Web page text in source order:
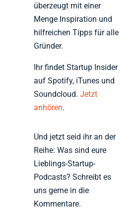
überzeugt mit einer
Menge Inspiration und
hilfreichen Tipps für alle
Gründer.
Ihr findet Startup Insider
auf Spotify, iTunes und
Soundcloud.Jetzt
anhören.
Und jetzt seid ihr an der
Reihe: Was sind eure
Lieblings-Startup-
Podcasts? Schreibt es
uns gerne in die
Kommentare.